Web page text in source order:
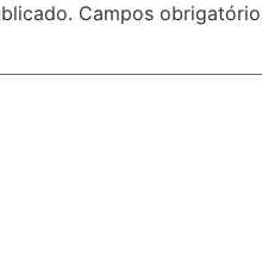
Campos